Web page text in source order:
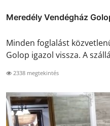
Meredély Vendégház
Minden foglalást
Golop igazol vissza. A
2338 megtekintés